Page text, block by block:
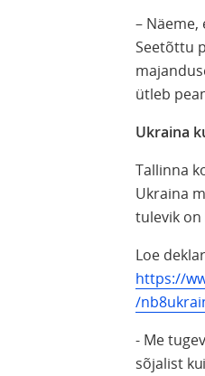
–
Seetõttu
ütleb
Ukraina
Tallinna
Ukraina
tulevik on
Loe
https://
/
- Me
sõjalist